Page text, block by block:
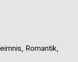
Romantik,